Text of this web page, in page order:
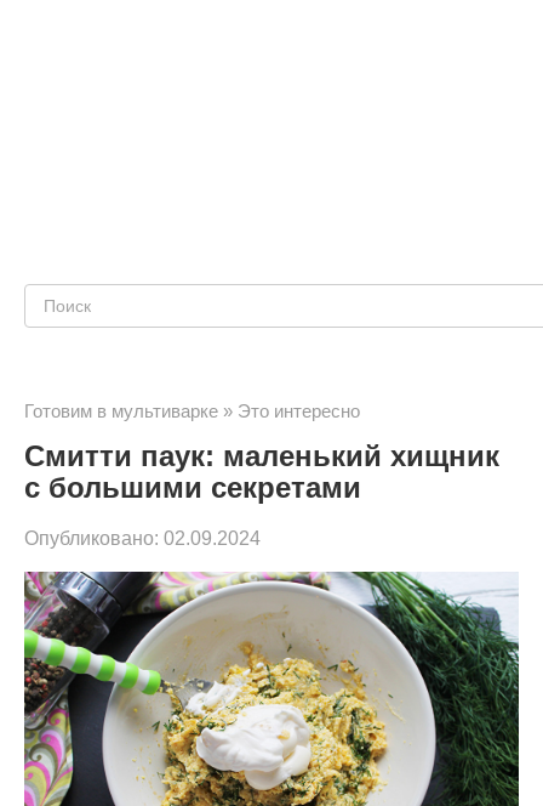
Поиск:
Готовим в мультиварке » Это интересно
Смитти паук: маленький хищник
с большими секретами
Опубликовано: 02.09.2024